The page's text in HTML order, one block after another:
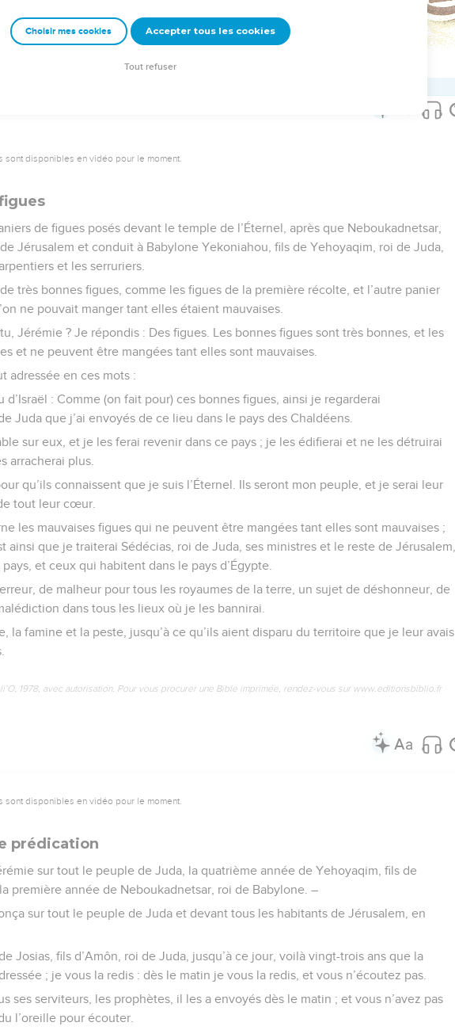
éternel, Une confusion éternelle et inoubliable.
1978, avec autorisation. Pour vous procurer une Bible imprimée, rendez-vous sur www.editionsbiblio.fr
sont disponibles en vidéo pour le moment.
de figues posés devant le temple de l’Éternel, après que Neboukadnetsar,
Jérusalem et conduit à Babylone Yekoniahou, fils de Yehoyaqim, roi de Juda,
et les serruriers.
très bonnes figues, comme les figues de la première récolte, et l’autre panier
ne pouvait manger tant elles étaient mauvaises.
Jérémie ? Je répondis : Des figues. Les bonnes figues sont très bonnes, et les
et ne peuvent être mangées tant elles sont mauvaises.
adressée en ces mots :
d’Israël : Comme (on fait pour) ces bonnes figues, ainsi je regarderai
Juda que j’ai envoyés de ce lieu dans le pays des Chaldéens.
sur eux, et je les ferai revenir dans ce pays ; je les édifierai et ne les détruirai
arracherai plus.
qu’ils connaissent que je suis l’Éternel. Ils seront mon peuple, et je serai leur
tout leur cœur.
les mauvaises figues qui ne peuvent être mangées tant elles sont mauvaises ;
ainsi que je traiterai Sédécias, roi de Juda, ses ministres et le reste de Jérusalem,
et ceux qui habitent dans le pays d’Égypte.
de malheur pour tous les royaumes de la terre, un sujet de déshonneur, de
dans tous les lieux où je les bannirai.
la famine et la peste, jusqu’à ce qu’ils aient disparu du territoire que je leur avais
1978, avec autorisation. Pour vous procurer une Bible imprimée, rendez-vous sur www.editionsbiblio.fr
sont disponibles en vidéo pour le moment.
prédication
sur tout le peuple de Juda, la quatrième année de Yehoyaqim, fils de
première année de Neboukadnetsar, roi de Babylone. –
sur tout le peuple de Juda et devant tous les habitants de Jérusalem, en
Josias, fils d’Amôn, roi de Juda, jusqu’à ce jour, voilà vingt-trois ans que la
; je vous la redis : dès le matin je vous la redis, et vous n’écoutez pas.
ses serviteurs, les prophètes, il les a envoyés dès le matin ; et vous n’avez pas
l’oreille pour écouter.
Choisir mes cookies Accepter tous les cookies
Tout refuser